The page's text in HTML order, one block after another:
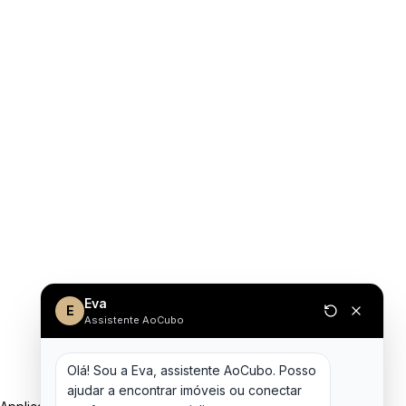
E Eva
Assistente AoCubo
Olá! Sou a Eva, assistente AoCubo. Posso
ajudar a encontrar imóveis ou conectar